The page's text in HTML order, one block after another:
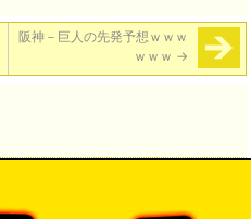
阪神－巨人の先発予想ｗｗｗ
ｗｗｗ →